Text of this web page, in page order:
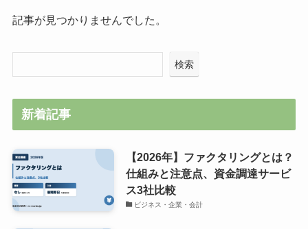
記事が見つかりませんでした。
検索
新着記事
【2026年】ファクタリングとは？
仕組みと注意点、資金調達サービ
ス3社比較
ビジネス・企業・会計